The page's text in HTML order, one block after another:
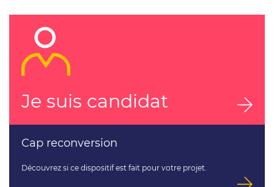
Je suis candidat
Cap reconversion
Découvrez si ce dispositif est fait pour votre projet.